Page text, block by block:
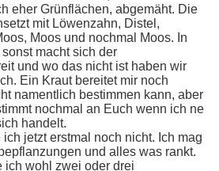
eher Grünflächen, abgemäht. Die
mit Löwenzahn, Distel,
Moos und nochmal Moos. In
macht sich der
und wo das nicht ist haben wir
Ein Kraut bereitet mir noch
namentlich bestimmen kann, aber
nochmal an Euch wenn ich ne
handelt.
jetzt erstmal noch nicht. Ich mag
und alles was rankt.
ich wohl zwei oder drei